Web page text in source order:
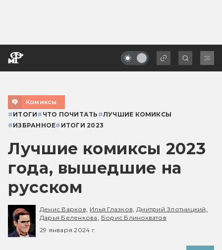
Комиксы
#ИТОГИ# ЧТО ПОЧИТАТЬ #ЛУЧШИЕ КОМИКСЫ
#ИЗБРАННОЕ# ИТОГИ 2023
Лучшие комиксы 2023
года, вышедшие на
русском
Денис Варков, Илья Глазков, Дмитрий Злотницкий,
Дарья Беленкова,
Борис Блинохватов
29 января 2024 г.